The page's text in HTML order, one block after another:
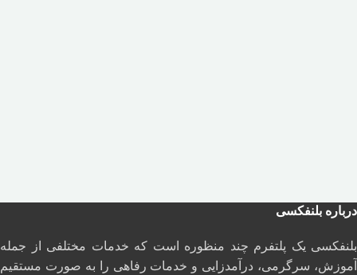
درباره بلنفکسی
بلنفکسی یک پلتفرم چند منظوره است که خدمات مختلفی از جمله
آموزش، سرگرمی، درآمدزایی و خدمات رفاهی را به صورت مستقیم